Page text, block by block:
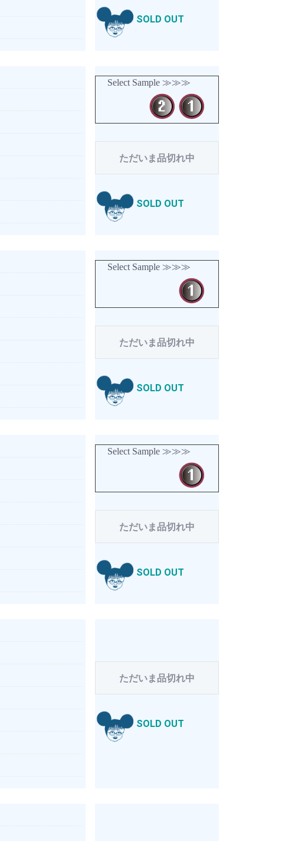
SOLD OUT
Select Sample ≫≫≫
ただいま品切れ中
SOLD OUT
Select Sample ≫≫≫
ただいま品切れ中
SOLD OUT
Select Sample ≫≫≫
ただいま品切れ中
SOLD OUT
ただいま品切れ中
SOLD OUT